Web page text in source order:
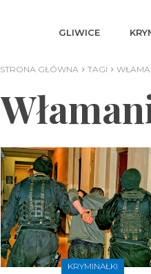
GLIWICE
STRONA GŁÓWNA TAGI
KRYMINAŁKI